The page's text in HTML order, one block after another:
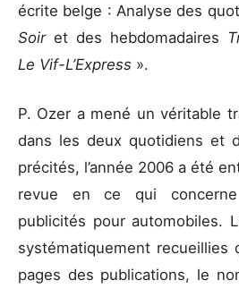
écrite belge : Analyse des
Soir et des hebdomadaires
Le Vif-L’Express ».
P. Ozer a mené un véritable
dans les deux quotidiens et
précités, l’année 2006 a été
revue en ce qui
publicités pour automobiles.
systématiquement recueillies
pages des publications, le